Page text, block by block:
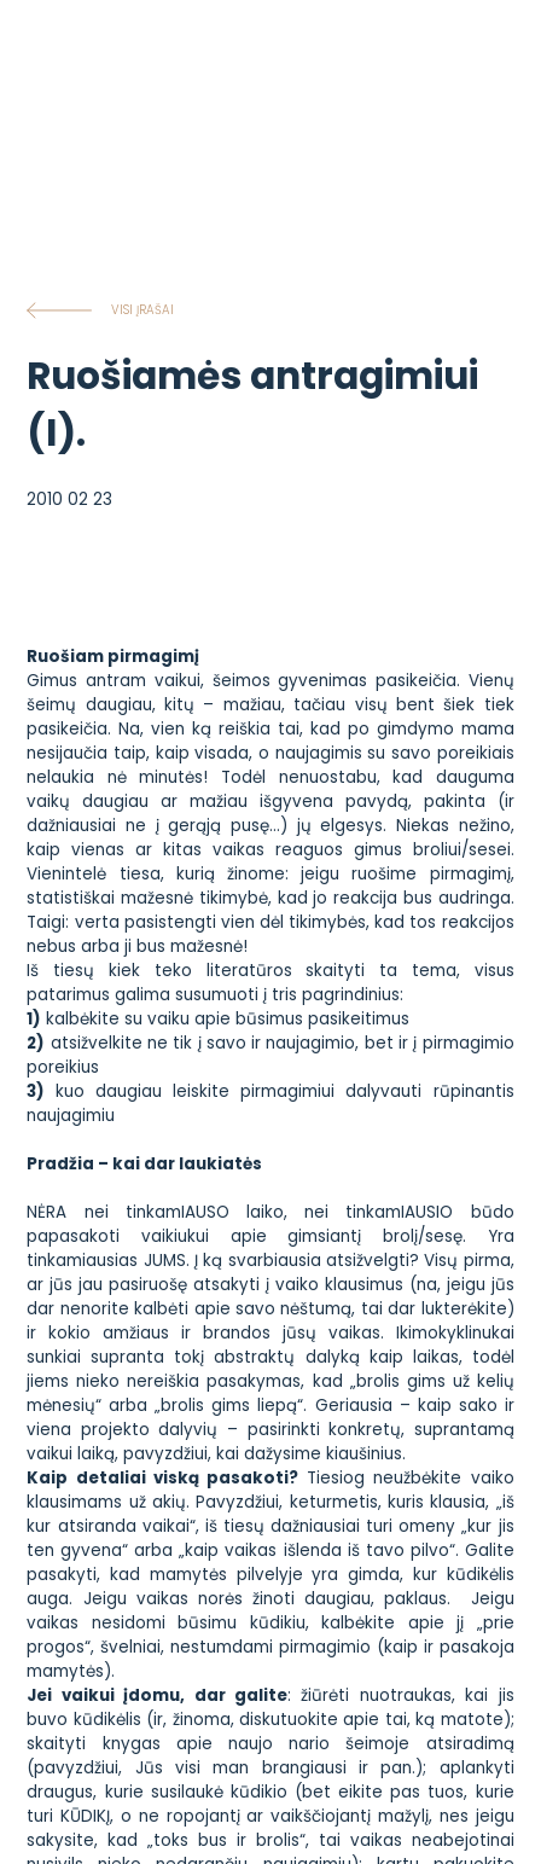
VISI ĮRAŠAI
Ruošiamės antragimiui
(I).
2010 02 23
Ruošiam pirmagimį
Gimus antram vaikui, šeimos gyvenimas pasikeičia. Vienų
šeimų daugiau, kitų – mažiau, tačiau visų bent šiek tiek
pasikeičia. Na, vien ką reiškia tai, kad po gimdymo mama
nesijaučia taip, kaip visada, o naujagimis su savo poreikiais
nelaukia nė minutės! Todėl nenuostabu, kad dauguma
vaikų daugiau ar mažiau išgyvena pavydą, pakinta (ir
dažniausiai ne į gerąją pusę…) jų elgesys. Niekas nežino,
kaip vienas ar kitas vaikas reaguos gimus broliui/sesei.
Vienintelė tiesa, kurią žinome: jeigu ruošime pirmagimį,
statistiškai mažesnė tikimybė, kad jo reakcija bus audringa.
Taigi: verta pasistengti vien dėl tikimybės, kad tos reakcijos
nebus arba ji bus mažesnė!
Iš tiesų kiek teko literatūros skaityti ta tema, visus
patarimus galima susumuoti į tris pagrindinius:
1) kalbėkite su vaiku apie būsimus pasikeitimus
2) atsižvelkite ne tik į savo ir naujagimio, bet ir į pirmagimio
poreikius
3) kuo daugiau leiskite pirmagimiui dalyvauti rūpinantis
naujagimiu
Pradžia – kai dar laukiatės
NĖRA nei tinkamIAUSO laiko, nei tinkamIAUSIO būdo
papasakoti vaikiukui apie gimsiantį brolį/sesę. Yra
tinkamiausias JUMS. Į ką svarbiausia atsižvelgti? Visų pirma,
ar jūs jau pasiruošę atsakyti į vaiko klausimus (na, jeigu jūs
dar nenorite kalbėti apie savo nėštumą, tai dar lukterėkite)
ir kokio amžiaus ir brandos jūsų vaikas. Ikimokyklinukai
sunkiai supranta tokį abstraktų dalyką kaip laikas, todėl
jiems nieko nereiškia pasakymas, kad „brolis gims už kelių
mėnesių“ arba „brolis gims liepą“. Geriausia – kaip sako ir
viena projekto dalyvių – pasirinkti konkretų, suprantamą
vaikui laiką, pavyzdžiui, kai dažysime kiaušinius.
Kaip detaliai viską pasakoti? Tiesiog neužbėkite vaiko
klausimams už akių. Pavyzdžiui, keturmetis, kuris klausia, „iš
kur atsiranda vaikai“, iš tiesų dažniausiai turi omeny „kur jis
ten gyvena“ arba „kaip vaikas išlenda iš tavo pilvo“. Galite
pasakyti, kad mamytės pilvelyje yra gimda, kur kūdikėlis
auga. Jeigu vaikas norės žinoti daugiau, paklaus. Jeigu
vaikas nesidomi būsimu kūdikiu, kalbėkite apie jį „prie
progos“, švelniai, nestumdami pirmagimio (kaip ir pasakoja
mamytės).
Jei vaikui įdomu, dar galite: žiūrėti nuotraukas, kai jis
buvo kūdikėlis (ir, žinoma, diskutuokite apie tai, ką matote);
skaityti knygas apie naujo nario šeimoje atsiradimą
(pavyzdžiui, Jūs visi man brangiausi ir pan.); aplankyti
draugus, kurie susilaukė kūdikio (bet eikite pas tuos, kurie
turi KŪDIKĮ, o ne ropojantį ar vaikščiojantį mažylį, nes jeigu
sakysite, kad „toks bus ir brolis“, tai vaikas neabejotinai